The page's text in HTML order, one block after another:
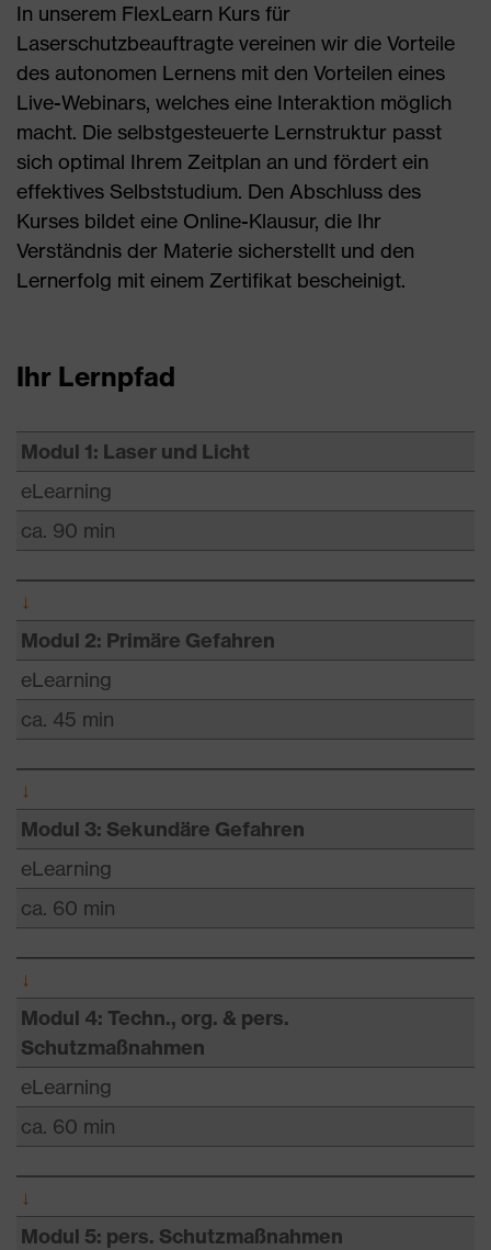
In unserem FlexLearn Kurs für
Laserschutzbeauftragte vereinen wir die Vorteile
des autonomen Lernens mit den Vorteilen eines
Live-Webinars, welches eine Interaktion möglich
macht. Die selbstgesteuerte Lernstruktur passt
sich optimal Ihrem Zeitplan an und fördert ein
effektives Selbststudium. Den Abschluss des
Kurses bildet eine Online-Klausur, die Ihr
Verständnis der Materie sicherstellt und den
Lernerfolg mit einem Zertifikat bescheinigt.
Ihr Lernpfad
Modul 1: Laser und Licht
eLearning
ca. 90 min
↓
Modul 2: Primäre Gefahren
eLearning
ca. 45 min
↓
Modul 3: Sekundäre Gefahren
eLearning
ca. 60 min
↓
Modul 4: Techn., org. & pers.
Schutzmaßnahmen
eLearning
ca. 60 min
↓
Modul 5: pers. Schutzmaßnahmen